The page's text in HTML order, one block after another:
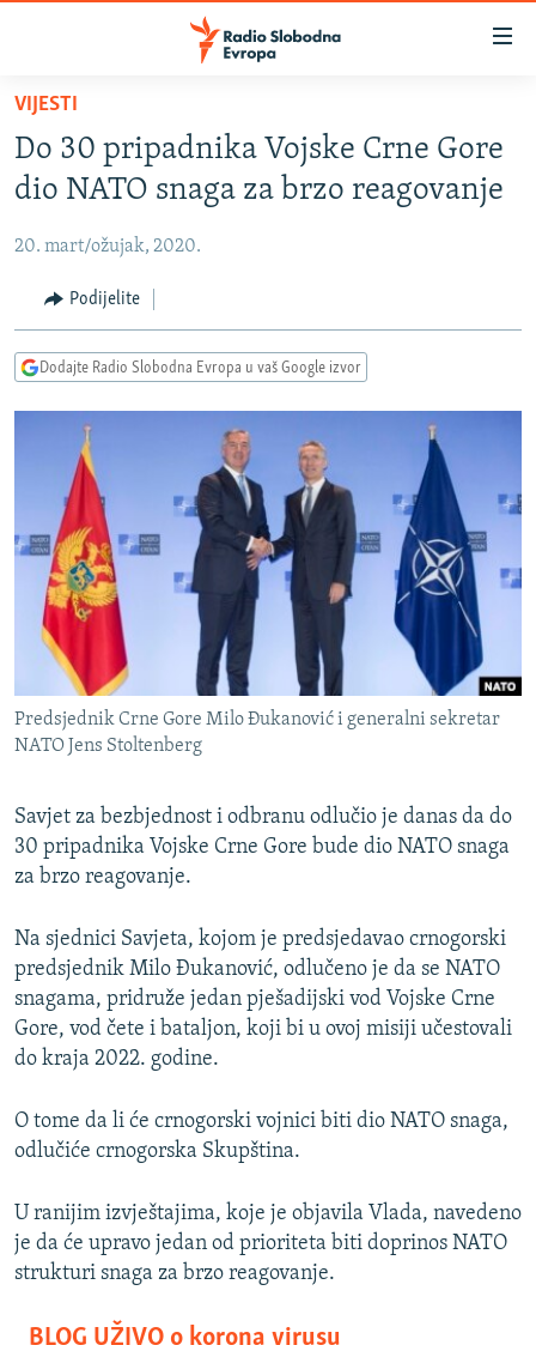
Pređite
glavni
sadržaj
na
navigaciju
Pređite
na
BOSNA I HERCEGOVINA
KOSOVO
CRNA GORA
VIDEO
FOTOGALERIJE
INFOGRAFIKE
PODCASTI
RAT U UKRAJINI
KINA NA BALKANU
RSE PRIČE IZ SVIJETA
ISPRIČAJ MI
DNEVNO@RSE
SPECIJALI RSE
VIŠE OD NASLOVA
GENOCID U SREBRENICI
TV LIBERTY
POST SCRIPTUM
TRI DECENIJE OD RATA U BIH
SVE KARTE DEJTONA
NASTANAK I RASPAD JUGOSLAVIJE
PRATITE NAS
Sve RFE/RL stranice
VIJESTI
Do 30 pripadnika Vojske Crne Gore
dio NATO snaga za brzo reagovanje
20. mart/ožujak, 2020.
Podijelite
Dodajte Radio Slobodna Evropa u vaš Google izvor
Predsjednik Crne Gore Milo Đukanović i generalni sekretar
NATO Jens Stoltenberg
Savjet za bezbjednost i odbranu odlučio je danas da do
30 pripadnika Vojske Crne Gore bude dio NATO snaga
za brzo reagovanje.
Na sjednici Savjeta, kojom je predsjedavao crnogorski
predsjednik Milo Đukanović, odlučeno je da se NATO
snagama, pridruže jedan pješadijski vod Vojske Crne
Gore, vod čete i bataljon, koji bi u ovoj misiji učestovali
do kraja 2022. godine.
O tome da li će crnogorski vojnici biti dio NATO snaga,
odlučiće crnogorska Skupština.
U ranijim izvještajima, koje je objavila Vlada, navedeno
je da će upravo jedan od prioriteta biti doprinos NATO
strukturi snaga za brzo reagovanje.
BLOG UŽIVO o korona virusu